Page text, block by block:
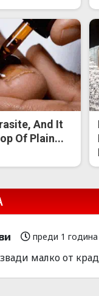
And It
Of Plain...
преди 1 година
малко от